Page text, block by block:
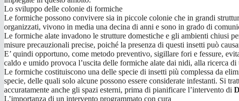
Lo sviluppo delle colonie di formiche
Le formiche possono convivere sia in piccole colonie che in grandi
organizzati, vivono in media una decina di anni e sono in grado di
Le formiche alate invadono le strutture domestiche e gli ambienti chiusi
misure precauzionali precise, poiché la presenza di questi insetti può
E’ quindi opportuno, come metodo preventivo, sigillare fori e fessure,
caldo e umido provoca l’uscita delle formiche alate dai nidi, alla ricerca
Le formiche costituiscono una delle specie di insetti più complessa da
specie, delle quali solo alcune possono essere considerate infestanti. Si
accuratamente anche gli spazi esterni, prima di pianificare l’intervento di
L’importanza di un intervento programmato con cura